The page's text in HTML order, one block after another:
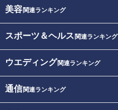
美容関連ランキング
スポーツ＆ヘルス 関連ランキング
ウエディング関連ランキング
通信関連ランキング